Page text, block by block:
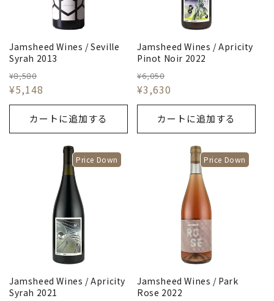
Jamsheed Wines / Seville
Syrah 2013
¥8,580
¥5,148
カートに追加する
Jamsheed Wines / Apricity
Pinot Noir 2022
¥6,050
¥3,630
カートに追加する
Price Down
Jamsheed Wines / Apricity
Syrah 2021
Price Down
Jamsheed Wines / Park
Rose 2022